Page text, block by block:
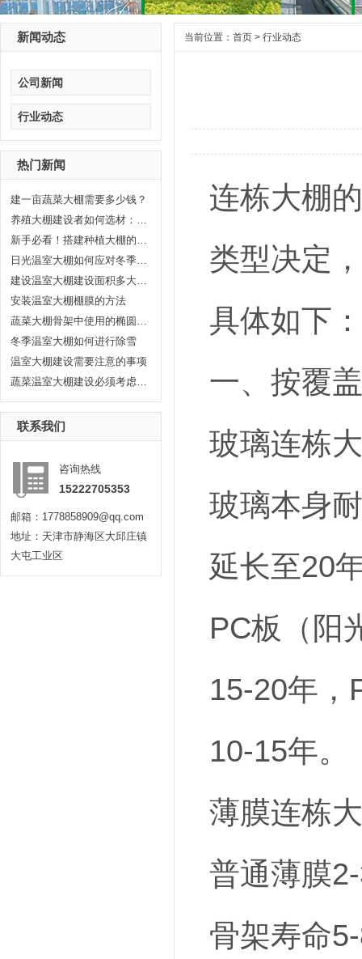
新闻动态
公司新闻
行业动态
热门新闻
建一亩蔬菜大棚需要多少钱？
养殖大棚建设者如何选材：打造高...
新手必看！搭建种植大棚的6个关键...
日光温室大棚如何应对冬季气温
建设温室大棚建设面积多大合适?晟...
安装温室大棚棚膜的方法
蔬菜大棚骨架中使用的椭圆管有哪...
冬季温室大棚如何进行除雪
温室大棚建设需要注意的事项
蔬菜温室大棚建设必须考虑耐久性...
联系我们
咨询热线
15222705353
邮箱：1778858909@qq.com
地址：天津市静海区大邱庄镇
大屯工业区
当前位置： 首页 > 行业动态
连栋大棚
类型决定
具体如下
一、按覆
玻璃连栋
玻璃本身
延长至20
PC板（阳
15-20年，
10-15年。
薄膜连栋
普通薄膜
骨架寿命